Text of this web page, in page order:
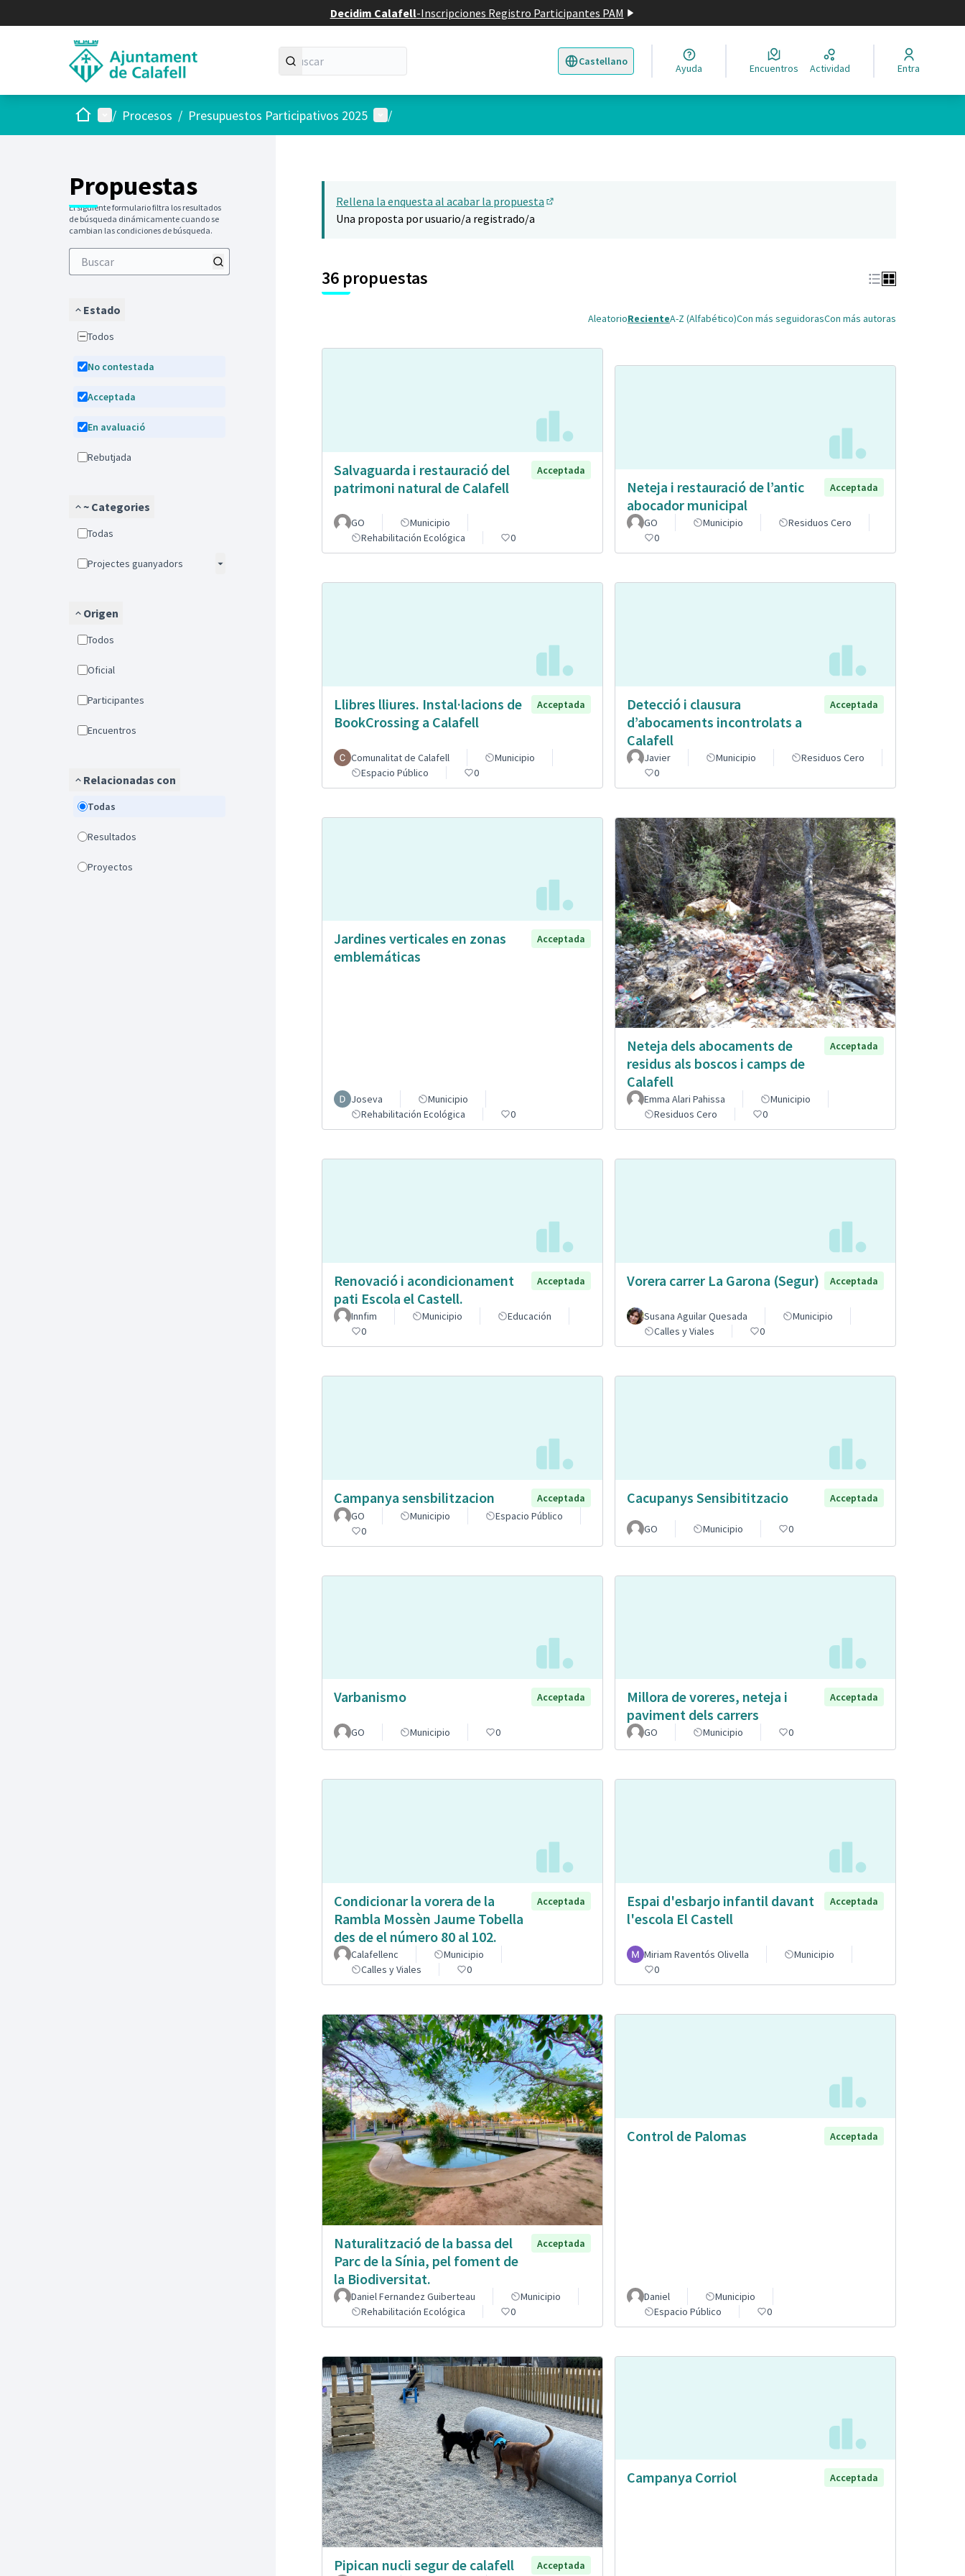
Decidim Calafell-Inscripciones Registro Participantes PAM
Castellano
Triar la llengua Elegir el idioma
Ayuda Encuentros Actividad Entra
InicioMenú principal
/ Procesos / Presupuestos Participativos 2025 Menú de usuario
/
Propuestas
El siguiente formulario filtra los resultados
de búsqueda dinámicamente cuando se
cambian las condiciones de búsqueda.
Estado
Todos
No contestada
Acceptada
En avaluació
Rebutjada
~ Categories
Todas
Projectes guanyadors
Origen
Todos
Oficial
Participantes
Encuentros
Relacionadas con
Todas
Resultados
Proyectos
Rellena la enquesta al acabar la propuesta
Una proposta por usuario/a registrado/a
36 propuestas
AleatorioRecienteA-Z (Alfabético)Con más seguidorasCon más autoras
Salvaguarda i restauració del
patrimoni natural de Calafell
Acceptada
GO
Municipio
Rehabilitación Ecológica
0
Neteja i restauració de l’antic
abocador municipal
Acceptada
GO Municipio
Residuos Cero
0
Llibres lliures. Instal·lacions de
BookCrossing a Calafell
Acceptada
Comunalitat de Calafell
Municipio
Espacio Público
0
Detecció i clausura
d’abocaments incontrolats a
Calafell
Acceptada
Javier Municipio
Residuos Cero
0
Jardines verticales en zonas
emblemáticas
Acceptada
Joseva
Municipio
Rehabilitación Ecológica
0
Neteja dels abocaments de
residus als boscos i camps de
Calafell
Acceptada
Emma Alari Pahissa
Municipio
Residuos Cero
0
Renovació i acondicionament
pati Escola el Castell.
Acceptada
Innfim Municipio
Educación
0
Vorera carrer La Garona (Segur) Acceptada
Susana Aguilar Quesada
Municipio
Calles y Viales
0
Campanya sensbilitzacion
Acceptada
GO
Municipio
Espacio Público
0
Cacupanys Sensibititzacio Acceptada
GO Municipio 0
Varbanismo Acceptada
GO Municipio 0
Millora de voreres, neteja i
paviment dels carrers
Acceptada
GO Municipio 0
Condicionar la vorera de la
Rambla Mossèn Jaume Tobella
des de el número 80 al 102.
Acceptada
Calafellenc
Municipio
Calles y Viales
0
Espai d'esbarjo infantil davant
l'escola El Castell
Acceptada
Miriam Raventós Olivella
Municipio
0
Naturalització de la bassa del
Parc de la Sínia, pel foment de
la Biodiversitat.
Acceptada
Daniel Fernandez Guiberteau
Municipio
Rehabilitación Ecológica
0
Control de Palomas Acceptada
Daniel
Municipio
Espacio Público
0
Pipican nucli segur de calafell Acceptada
Campanya Corriol Acceptada